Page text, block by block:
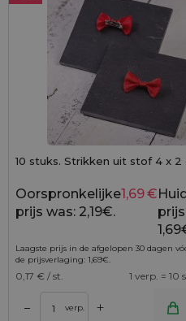
10 stuks. Strikken uit stof 4 x
Oorspronkelijke
prijs was: 2,19€.
1,69€
prijs
Laagste prijs in de afgelopen 30 dagen
de prijsverlaging: 1,69€
0,17 € / st. 1 verp. = 10
– verp. +
Toevoegen aan